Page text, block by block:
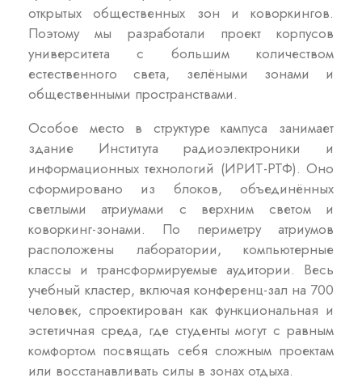
открытых общественных зон и коворкингов.
Поэтому мы разработали проект корпусов
университета с большим количеством
естественного света, зелёными зонами и
общественными пространствами.
Особое место в структуре кампуса занимает
здание Института радиоэлектроники и
информационных технологий (ИРИТ-РТФ). Оно
сформировано из блоков, объединённых
светлыми атриумами с верхним светом и
коворкинг-зонами. По периметру атриумов
расположены лаборатории, компьютерные
классы и трансформируемые аудитории. Весь
учебный кластер, включая конференц-зал на 700
человек, спроектирован как функциональная и
эстетичная среда, где студенты могут с равным
комфортом посвящать себя сложным проектам
или восстанавливать силы в зонах отдыха.